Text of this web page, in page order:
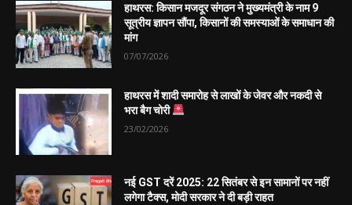
हाथरस: किसान मजदूर संगठन ने मुख्यमंत्री के नाम 9
सूत्रीय ज्ञापन सौंपा, किसानों की समस्याओं के समाधान की
मांग
07/07/2026
हाथरस में शादी समारोह से लाखों के जेवर और नकदी से
भरा बैग चोरी
23/02/2026
नई GST दरें 2025: 22 सितंबर से इन सामानों पर नहीं
लगेगा टैक्स, मोदी सरकार ने दी बड़ी राहत